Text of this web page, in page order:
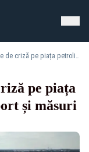
România declară stare de criză pe piața petrolieră: Restricții la export și măsuri împotriva speculei
pe piața
și măsuri